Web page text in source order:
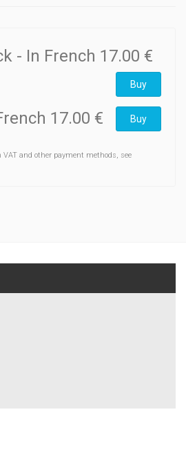
- In French 17.00 €
Buy
17.00 € Buy
and other payment methods, see